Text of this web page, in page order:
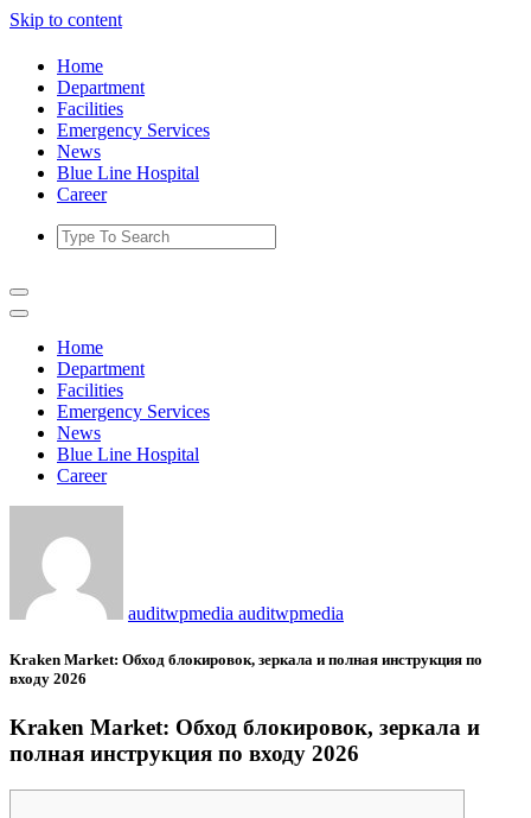
Skip to content
Home
Department
Facilities
Emergency Services
News
Blue Line Hospital
Career
Home
Department
Facilities
Emergency Services
News
Blue Line Hospital
Career
auditwpmedia auditwpmedia
Kraken Market: Обход блокировок, зеркала и полная инструкция по
входу 2026
Kraken Market: Обход блокировок, зеркала и
полная инструкция по входу 2026